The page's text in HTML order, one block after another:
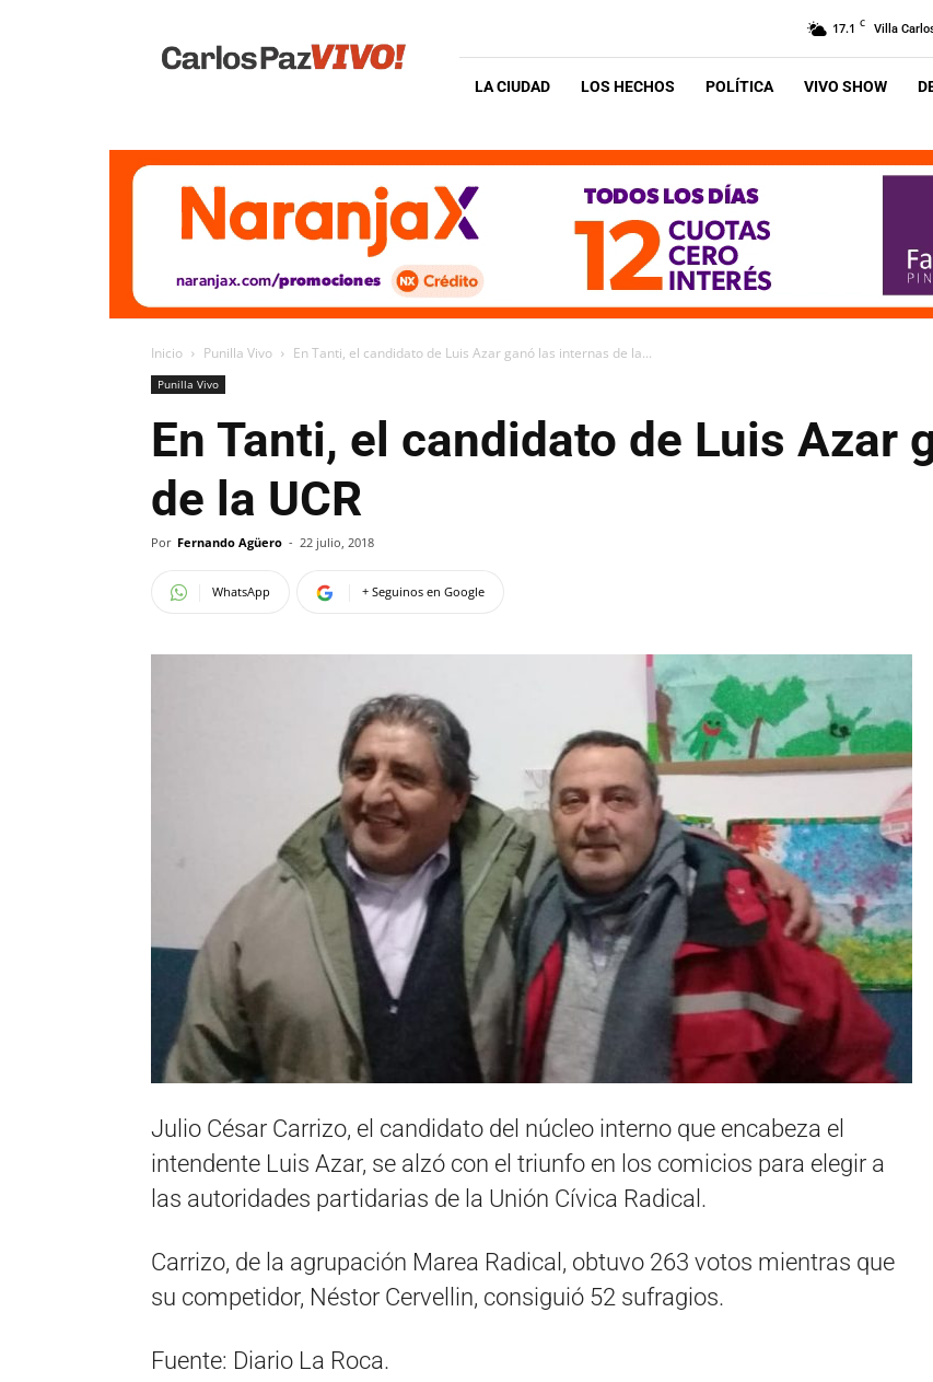
Vivo
17.1 C Villa
LA CIUDAD LOS HECHOS POLÍTICA VIVO SHOW
Inicio Punilla Vivo En Tanti, el candidato de Luis Azar ganó las internas de la...
Punilla Vivo
En Tanti, el candidato de Luis Azar
de la UCR
Por Fernando Agüero - 22 julio, 2018
WhatsApp + Seguinos en Google
Julio César Carrizo, el candidato del núcleo interno que encabeza el
intendente Luis Azar, se alzó con el triunfo en los comicios para elegir a
las autoridades partidarias de la Unión Cívica Radical.
Carrizo, de la agrupación Marea Radical, obtuvo 263 votos mientras que
su competidor, Néstor Cervellin, consiguió 52 sufragios.
Fuente: Diario La Roca.